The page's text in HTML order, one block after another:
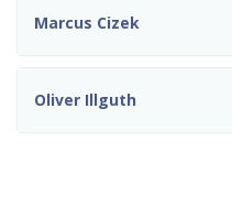
Marcus Cizek
Oliver Illguth